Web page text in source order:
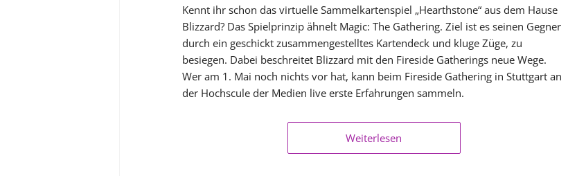
Kennt ihr schon das virtuelle Sammelkartenspiel „Hearthstone“ aus dem Hause
Blizzard? Das Spielprinzip ähnelt Magic: The Gathering. Ziel ist es seinen Gegner
durch ein geschickt zusammengestelltes Kartendeck und kluge Züge, zu
besiegen. Dabei beschreitet Blizzard mit den Fireside Gatherings neue Wege.
Wer am 1. Mai noch nichts vor hat, kann beim Fireside Gathering in Stuttgart an
der Hochscule der Medien live erste Erfahrungen sammeln.
Weiterlesen